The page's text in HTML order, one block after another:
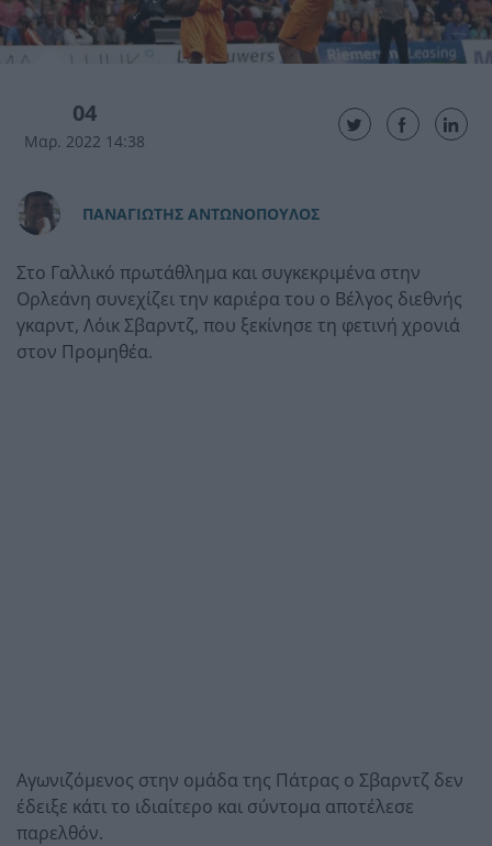
04
Μαρ. 2022 14:38
ΠAΝΑΓΙΩΤΗΣ ΑΝΤΩΝΟΠΟΥΛΟΣ
Στο Γαλλικό πρωτάθλημα και συγκεκριμένα στην
Ορλεάνη συνεχίζει την καριέρα του ο Βέλγος διεθνής
γκαρντ, Λόικ Σβαρντζ, που ξεκίνησε τη φετινή χρονιά
στον Προμηθέα.
Αγωνιζόμενος στην ομάδα της Πάτρας ο Σβαρντζ δεν
έδειξε κάτι το ιδιαίτερο και σύντομα αποτέλεσε
παρελθόν.